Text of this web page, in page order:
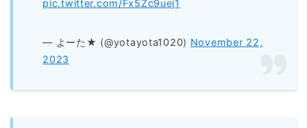
pic.twitter.com/Fx5Zc9uej1
— よーた★ (@yotayota1020) November 22,
2023